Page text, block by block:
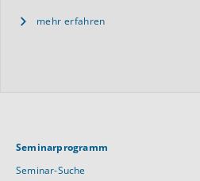
mehr erfahren
Seminarprogramm
Seminar-Suche